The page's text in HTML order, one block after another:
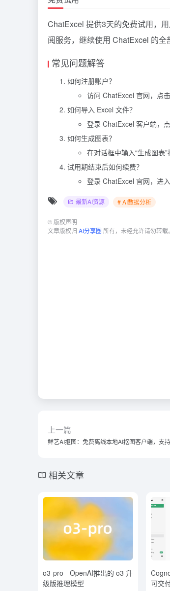
ChatExcel 提供3天的免费试用，
阅服务，继续使用 ChatExcel 的全
常见问题解答
如何注册账户？
访问 ChatExcel 官网，点
如何导入 Excel 文件？
登录 ChatExcel 客户端，
如何生成图表？
在对话框中输入“生成图表
试用期结束后如何续费？
登录 ChatExcel 官网，进
最新AI资源 # AI数据分析
©版权声明
文章版权归 AI分享圈 所有，未经允许请勿转载。
上一篇
鲜艺AI抠图：免费离线本地AI抠图客户端，支
相关文章
o3-pro - OpenAI推出的 o3 升
级版推理模型
可交